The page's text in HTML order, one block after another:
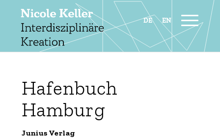
Hafenbuch
Hamburg
Junius Verlag